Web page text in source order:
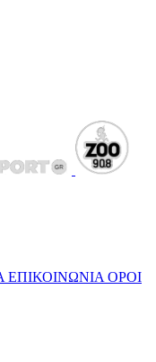
ΕΠΙΚΟΙΝΩΝΙΑ ΟΡΟΙ